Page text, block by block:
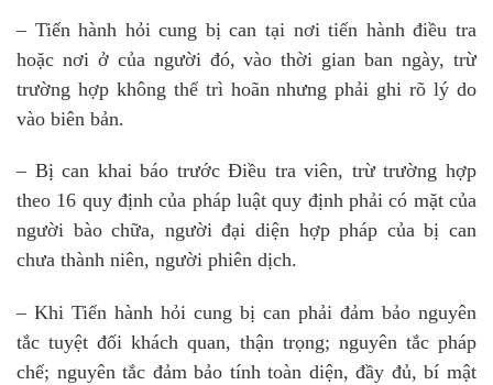
– Tiến hành hỏi cung bị can tại nơi tiến hành điều tra
hoặc nơi ở của người đó, vào thời gian ban ngày, trừ
trường hợp không thể trì hoãn nhưng phải ghi rõ lý do
vào biên bản.
– Bị can khai báo trước Điều tra viên, trừ trường hợp
theo 16 quy định của pháp luật quy định phải có mặt của
người bào chữa, người đại diện hợp pháp của bị can
chưa thành niên, người phiên dịch.
– Khi Tiến hành hỏi cung bị can phải đảm bảo nguyên
tắc tuyệt đối khách quan, thận trọng; nguyên tắc pháp
chế; nguyên tắc đảm bảo tính toàn diện, đầy đủ, bí mật